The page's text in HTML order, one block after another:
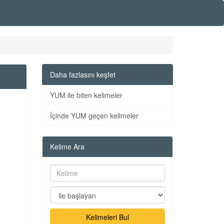
Daha fazlasını keşfet
YUM ile biten kelimeler
İçinde YUM geçen kelimeler
Kelime Ara
Kelimeleri Bul